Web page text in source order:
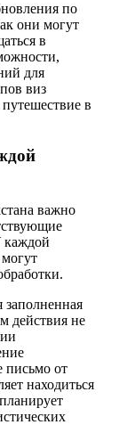
по
они могут
в
для
виз
в
важно
каждой
заполненная
действия не
письмо от
находиться